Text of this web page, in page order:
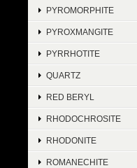
PYROMORPHITE
PYROXMANGITE
PYRRHOTITE
QUARTZ
RED BERYL
RHODOCHROSITE
RHODONITE
ROMANECHITE